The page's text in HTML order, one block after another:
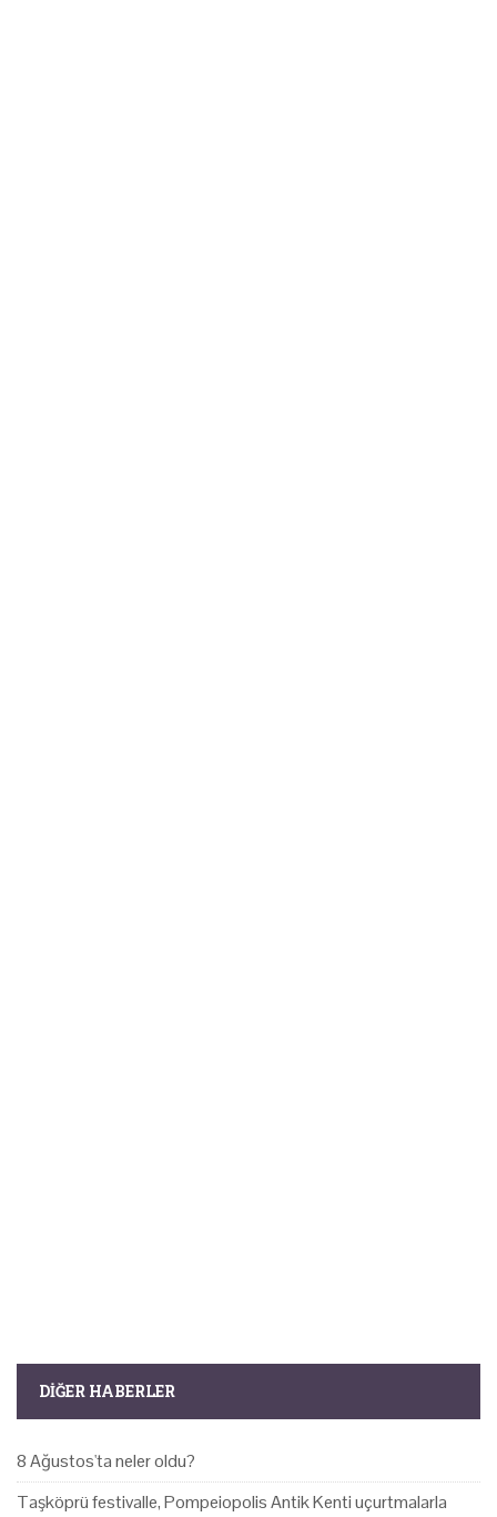
DIĞER HABERLER
8 Ağustos'ta neler oldu?
Taşköprü festivalle, Pompeiopolis Antik Kenti uçurtmalarla